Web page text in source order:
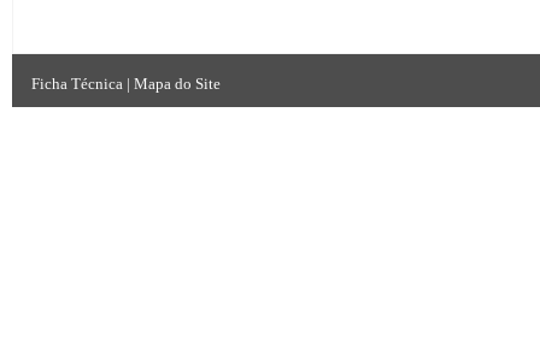
Ficha Técnica | Mapa do Site